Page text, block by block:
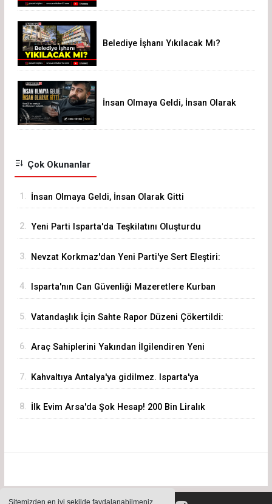
Belediye İşhanı Yıkılacak Mı?
İnsan Olmaya Geldi, İnsan Olarak
Çok Okunanlar
1. İnsan Olmaya Geldi, İnsan Olarak Gitti
2. Yeni Parti Isparta'da Teşkilatını Oluşturdu
3. Nevzat Korkmaz'dan Yeni Parti'ye Sert Eleştiri:
4.
Isparta'nın Can Güvenliği Mazeretlere Kurban
5. Vatandaşlık İçin Sahte Rapor Düzeni Çökertildi:
6. Araç Sahiplerini Yakından İlgilendiren Yeni
Devrede
7. Kahvaltıya Antalya'ya gidilmez. Isparta'ya
8. İlk Evim Arsa'da Şok Hesap! 200 Bin Liralık